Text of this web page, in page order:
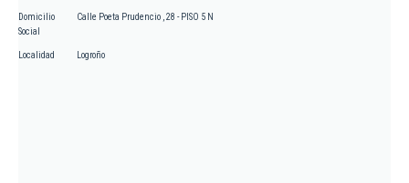
Domicilio
Social
Calle Poeta Prudencio , 28 - PISO 5 N
Localidad Logroño